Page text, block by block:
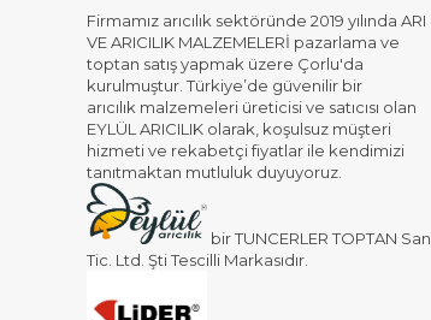
Firmamız arıcılık sektöründe 2019 yılında ARI
VE ARICILIK MALZEMELERİ pazarlama ve
toptan satış yapmak üzere Çorlu'da
kurulmuştur. Türkiye’de güvenilir bir
arıcılık malzemeleri üreticisi ve satıcısı olan
EYLÜL ARICILIK olarak, koşulsuz müşteri
hizmeti ve rekabetçi fiyatlar ile kendimizi
tanıtmaktan mutluluk duyuyoruz.
bir TUNCERLER TOPTAN San.
Tic. Ltd. Şti Tescilli Markasıdır.